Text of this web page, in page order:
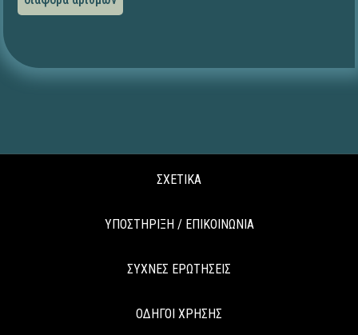
ΣΧΕΤΙΚΑ
ΥΠΟΣΤΗΡΙΞΗ / ΕΠΙΚΟΙΝΩΝΙΑ
ΣΥΧΝΕΣ ΕΡΩΤΗΣΕΙΣ
ΟΔΗΓΟΙ ΧΡΗΣΗΣ